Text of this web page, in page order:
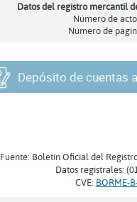
Datos del registro mercantil
Número de
Número de
Depósito de cuentas
Fuente: Boletín Oficial del
Datos registrales:
CVE: BORME-